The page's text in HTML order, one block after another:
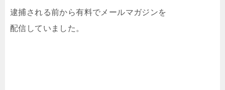
逮捕される前から有料でメールマガジンを
配信していました。